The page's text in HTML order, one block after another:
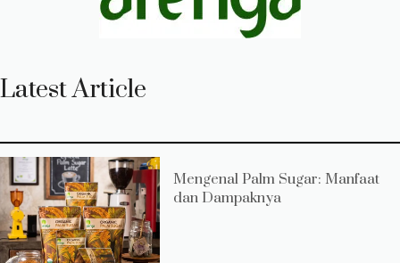
Latest Article
Mengenal Palm Sugar: Manfaat
dan Dampaknya